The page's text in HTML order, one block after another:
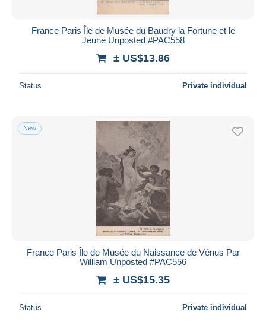
France Paris Île de Musée du Baudry la Fortune et le
Jeune Unposted #PAC558
± US$13.86
Status Private individual
New
France Paris Île de Musée du Naissance de Vénus Par
William Unposted #PAC556
± US$15.35
Status Private individual